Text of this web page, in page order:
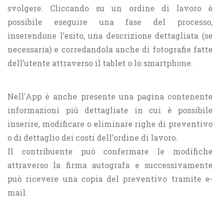
svolgere. Cliccando su un ordine di lavoro è
possibile eseguire una fase del processo,
inserendone l’esito, una descrizione dettagliata (se
necessaria) e corredandola anche di fotografie fatte
dell’utente attraverso il tablet o lo smartphone.
Nell'App è anche presente una pagina contenente
informazioni più dettagliate in cui è possibile
inserire, modificare o eliminare righe di preventivo
o di dettaglio dei costi dell’ordine di lavoro.
Il contribuente può confermare le modifiche
attraverso la firma autografa e successivamente
può ricevere una copia del preventivo tramite e-
mail.